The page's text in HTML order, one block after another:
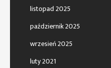
listopad 2025
październik 2025
wrzesień 2025
luty 2021